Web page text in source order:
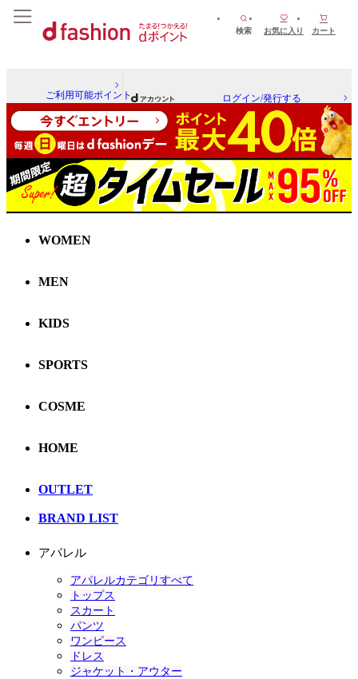
検索 お気に入り カート
ご利用可能ポイント ログイン/発行する
WOMEN
MEN
KIDS
SPORTS
COSME
HOME
OUTLET
BRAND LIST
アパレル
アパレルカテゴリすべて
トップス
スカート
パンツ
ワンピース
ドレス
ジャケット・アウター